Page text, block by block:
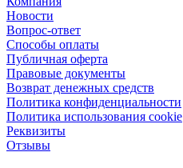
Новости
Вопрос-ответ
Способы оплаты
Публичная оферта
Правовые документы
Возврат денежных средств
Политика конфиденциальности
Политика использования cookie
Реквизиты
Отзывы